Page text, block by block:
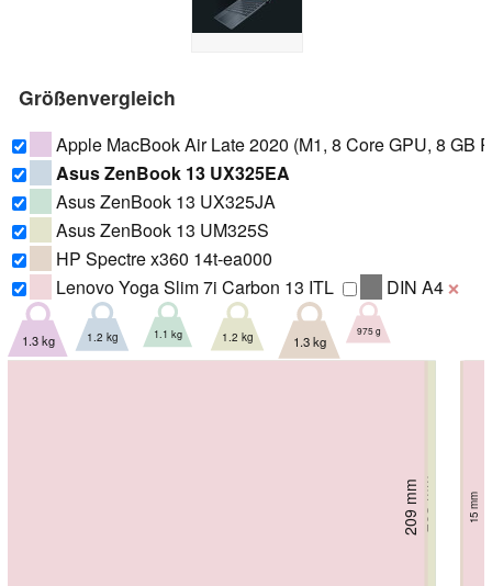
Größenvergleich
Apple MacBook Air Late 2020 (M1, 8 Core GPU, 8 GB
Asus ZenBook 13 UX325EA
Asus ZenBook 13 UX325JA
Asus ZenBook 13 UM325S
HP Spectre x360 14t-ea000
Lenovo Yoga Slim 7i Carbon 13 ITL
DIN A4 ❌
212.4 mm 16.1 mm
1.3 kg
203 mm 13.9 mm
1.2 kg
203 mm 13.9 mm
1.1 kg
203 mm 13.9 mm
1.2 kg
220 mm 17.2 mm
1.3 kg
209 mm 15 mm
975 g